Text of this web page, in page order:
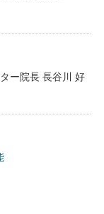
ー院長 長谷川 好